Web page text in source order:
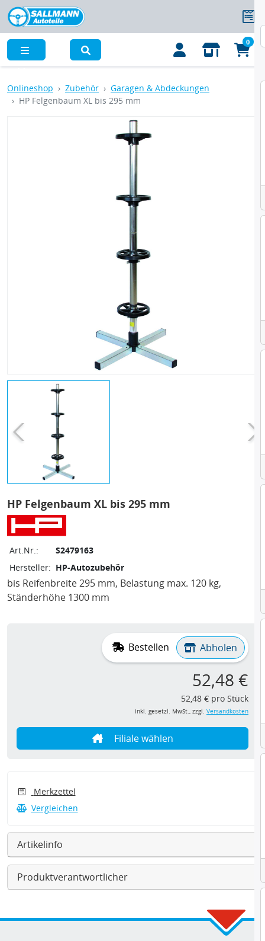
0
Onlineshop Zubehör
Garagen & Abdeckungen
HP Felgenbaum XL bis 295 mm
HP Felgenbaum XL bis 295 mm
Art.Nr.:
S2479163
Hersteller: HP-Autozubehör
bis Reifenbreite 295 mm, Belastung max. 120 kg,
Ständerhöhe 1300 mm
Bestellen Abholen
52,48 €
52,48 € pro Stück
inkl. gesetzl. MwSt., zzgl. Versandkosten
Filiale wählen
Merkzettel
Vergleichen
Artikelinfo
Produktverantwortlicher